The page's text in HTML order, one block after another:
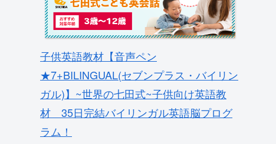
子供英語教材【音声ペン
★7+BILINGUAL(セブンプラス・バイリン
ガル)】~世界の七田式~子供向け英語教
材 35日完結バイリンガル英語脳プログ
ラム！